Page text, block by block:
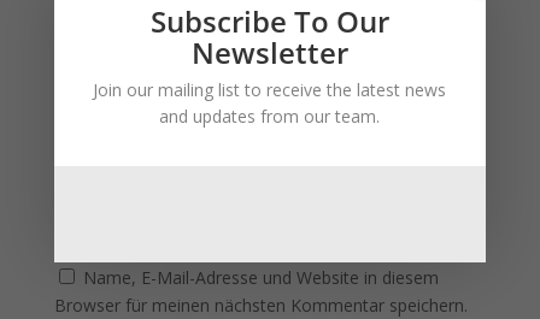
Name, E-Mail-Adresse und Website in diesem
Browser für meinen nächsten Kommentar speichern.
Subscribe To Our
Newsletter
Join our mailing list to receive the latest news
and updates from our team.